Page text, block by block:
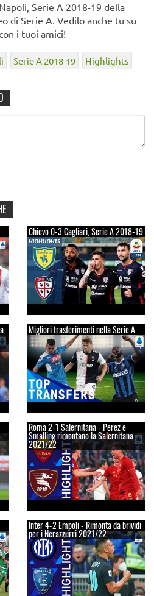
Serie A 2018-19 della
di Serie A. Vedilo anche tu su
i tuoi amici!
Serie A 2018-19 Highlights
Chievo 0-3 Cagliari, Serie A 2018-19
Migliori trasferimenti nella Serie A
Roma 2-1 Salernitana - Perez e
Smalling rimontano la Salernitana
2021/22
Inter 4-2 Empoli - Rimonta da brividi
per i Nerazzurri 2021/22